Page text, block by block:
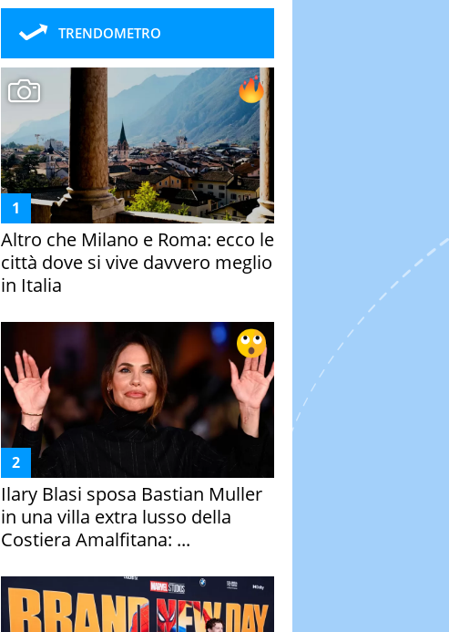
TRENDOMETRO
Altro che Milano e Roma: ecco le
città dove si vive davvero meglio
in Italia
Ilary Blasi sposa Bastian Muller
in una villa extra lusso della
Costiera Amalfitana: ...